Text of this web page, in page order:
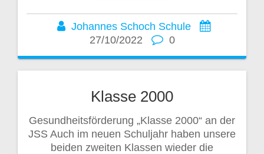
Johannes Schoch Schule
27/10/2022
0
Klasse 2000
Gesundheitsförderung „Klasse 2000“ an der
JSS Auch im neuen Schuljahr haben unsere
beiden zweiten Klassen wieder die